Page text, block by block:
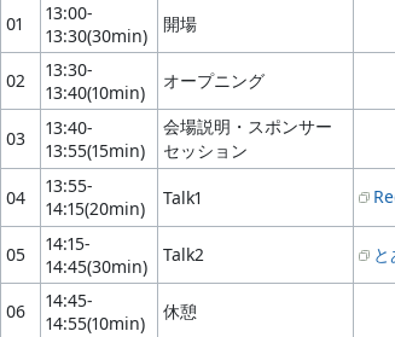
01
13:00-
13:30(30min)
開場
02
13:30-
13:40(10min)
オープニング
03
13:40-
13:55(15min)
会場説明・スポンサー
セッション
04
13:55-
14:15(20min)
Talk1
05
14:15-
14:45(30min)
Talk2
06
14:45-
14:55(10min)
休憩